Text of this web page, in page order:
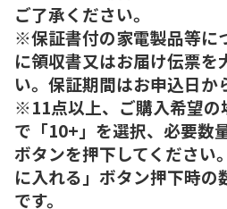
ご了承ください。
※保証書付の家電製品等に
に領収書又はお届け伝票を
い。保証期間はお申込日か
※11点以上、ご購入希望の
で「10+」を選択、必要数
ボタンを押下してください
に入れる」ボタン押下時
です。